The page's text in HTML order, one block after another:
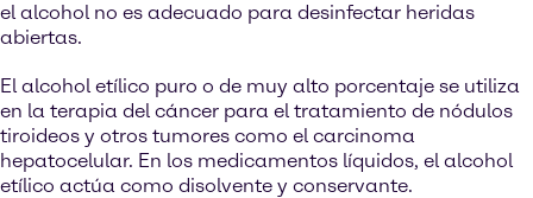
el alcohol no es adecuado para desinfectar heridas
abiertas.
El alcohol etílico puro o de muy alto porcentaje se utiliza
en la terapia del cáncer para el tratamiento de nódulos
tiroideos y otros tumores como el carcinoma
hepatocelular. En los medicamentos líquidos, el alcohol
etílico actúa como disolvente y conservante.